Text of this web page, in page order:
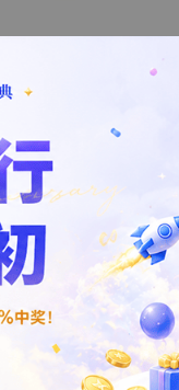
创新实践（2025年）
挑战与对策分析报告
纪元
转型需求的响应
转型新篇章
战与对策分析